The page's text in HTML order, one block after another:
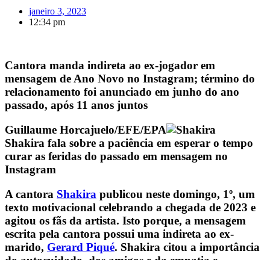
janeiro 3, 2023
12:34 pm
Cantora manda indireta ao ex-jogador em
mensagem de Ano Novo no Instagram; término do
relacionamento foi anunciado em junho do ano
passado, após 11 anos juntos
Guillaume Horcajuelo/EFE/EPA
Shakira fala sobre a paciência em esperar o tempo
curar as feridas do passado em mensagem no
Instagram
A cantora Shakira publicou neste domingo, 1º, um
texto motivacional celebrando a chegada de 2023 e
agitou os fãs da artista. Isto porque, a mensagem
escrita pela cantora possui uma indireta ao ex-
marido, Gerard Piqué. Shakira citou a importância